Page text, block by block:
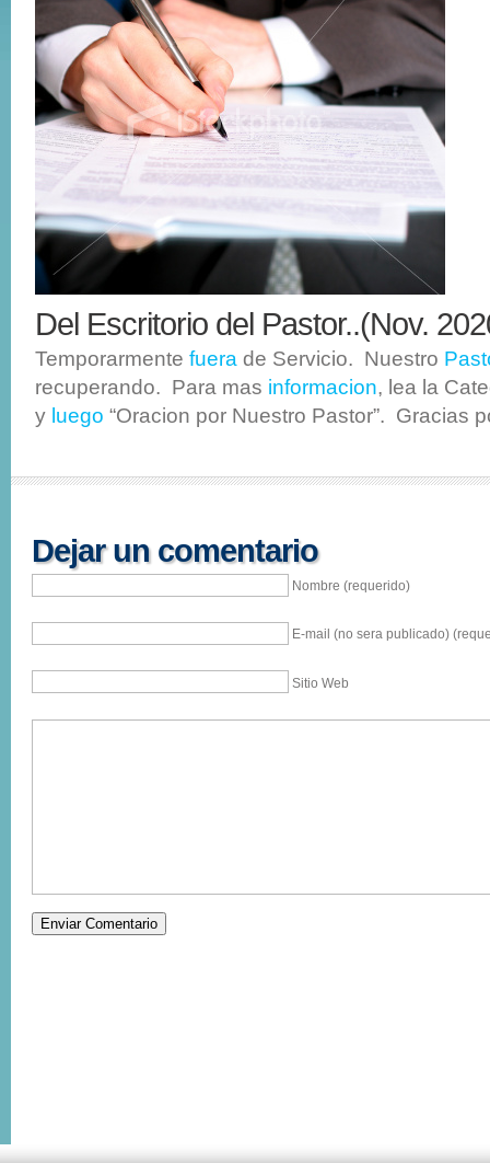
Del Escritorio del Pastor..(Nov.
Temporarmente fuera de Servicio. Nuestro
recuperando. Para mas informacion, lea la
y luego “Oracion por Nuestro Pastor”. Gracias
Dejar un comentario
Nombre (requerido)
E-mail (no sera publicado)
Sitio Web